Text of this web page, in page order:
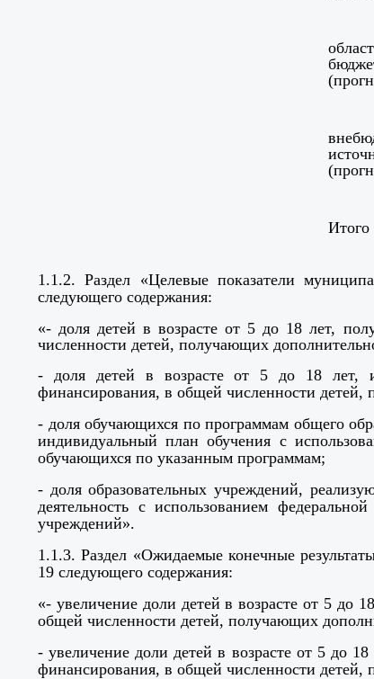
Итого
1.1.2. Раздел «Целевые показатели
следующего содержания:
«- доля детей в возрасте от 5 до 18 лет,
численности детей, получающих
- доля детей в возрасте от 5 до 18 лет,
финансирования, в общей численности детей,
- доля обучающихся по программам общего
индивидуальный план обучения с
обучающихся по указанным программам;
- доля образовательных учреждений,
деятельность с использованием
учреждений».
1.1.3.Раздел «Ожидаемые конечные
19 следующего содержания:
«- увеличение доли детей в возрасте от 5 до
общей численности детей, получающих
- увеличение доли детей в возрасте от 5 до
финансирования, в общей численности детей,